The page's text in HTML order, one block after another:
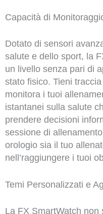
Capacità di
Dotato di sensori
salute e dello sport, la
un livello senza pari di
stato fisico. Tieni
monitora i tuoi
istantanei sulla salute
prendere decisioni
sessione di
orologio sia il tuo
nell’raggiungere i tuoi
Temi Personalizzati e
La FX SmartWatch